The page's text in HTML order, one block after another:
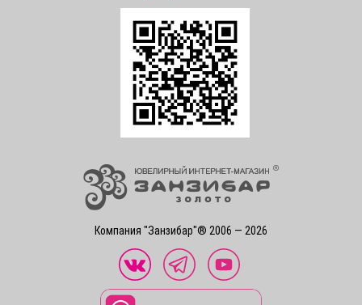
Компания "Занзибар"® 2006 — 2026